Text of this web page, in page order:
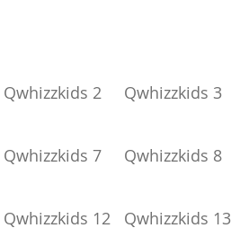
Qwhizzkids 2 Qwhizzkids 3
Qwhizzkids 7 Qwhizzkids 8
Qwhizzkids 12 Qwhizzkids 13